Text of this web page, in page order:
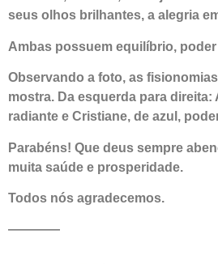
seus olhos brilhantes, a alegria
Ambas possuem equilíbrio, poder
Observando a foto, as
mostra. Da esquerda para direita:
radiante e Cristiane, de azul,
Parabéns! Que deus sempre
muita saúde e prosperidade.
Todos nós agradecemos.
————